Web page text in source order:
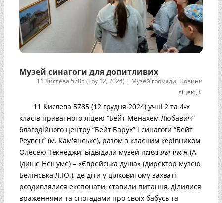
Музей синагоги для допитливих
11 Кислева 5785 (Гру 12, 2024) | Музей громади, Новини
ліцею,С
11 Кислева 5785 (12 грудня 2024) учні 2 та 4-х
класів приватного ліцею “Бейт Менахем Любавич”
благодійного центру “Бейт Барух” і синагоги “Бейт
Реувен” (м. Кам'янське), разом з класним керівником
Олесею Текнеджи, відвідали музей א אידישע נשמה (А
Ідише Нешуме) – «Єврейська душа» (директор музею
Белінська Л.Ю.), де діти у цілковитому захваті
роздивлялися експонати, ставили питання, ділилися
враженнями та спогадами про своїх бабусь та